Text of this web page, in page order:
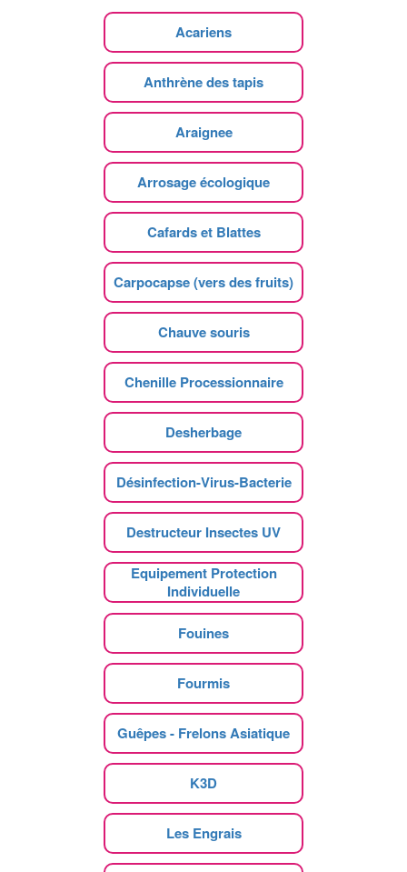
Acariens
Anthrène des tapis
Araignee
Arrosage écologique
Cafards et Blattes
Carpocapse (vers des fruits)
Chauve souris
Chenille Processionnaire
Desherbage
Désinfection-Virus-Bacterie
Destructeur Insectes UV
Equipement Protection
Individuelle
Fouines
Fourmis
Guêpes - Frelons Asiatique
K3D
Les Engrais